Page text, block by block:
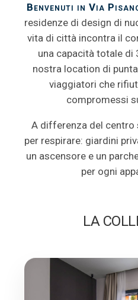
Benvenuti in Via
residenze di design di
vita di città incontra il
una capacità totale di
nostra location di
viaggiatori che
compromessi
A differenza del centro
per respirare: giardini
un ascensore e un
per ogni
LA